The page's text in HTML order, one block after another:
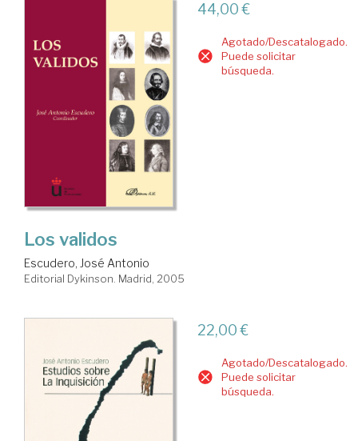
44,00 €
Agotado/Descatalogado.
Puede solicitar
búsqueda.
Los validos
Escudero, José Antonio
Editorial Dykinson. Madrid, 2005
22,00 €
Agotado/Descatalogado.
Puede solicitar
búsqueda.